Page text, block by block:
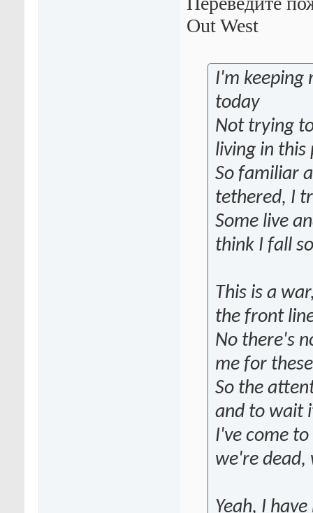
Out West
I'm keeping
today
Not trying
living in this
So familiar
tethered, I
Some live
think I fall
This is a
the front
No there's
me for
So the
and to wait
I've come
we're dead,
Yeah, I